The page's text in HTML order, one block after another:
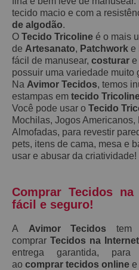
tecido macio e com a
de algodão.
O Tecido Tricoline é o mais
de Artesanato, Patchwork e
fácil de manusear, costurar e
possuir uma variedade muito
Na Avimor Tecidos, temos
estampas em tecido
Você pode usar o Tecido
Mochilas, Jogos
Almofadas, para revestir
pets, itens de cama, mesa e
usar e abusar da criatividade!
Comprar Tecidos
fácil e seguro!
A Avimor Tecidos tem
comprar Tecidos na Internet
entrega garantida,
ao comprar tecidos online e